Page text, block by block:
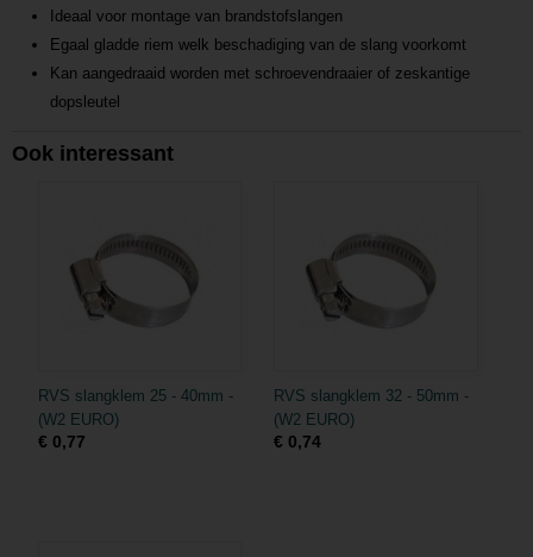
Ideaal voor montage van brandstofslangen
Egaal gladde riem welk beschadiging van de slang voorkomt
Kan aangedraaid worden met schroevendraaier of zeskantige
dopsleutel
Ook interessant
RVS slangklem 25 - 40mm -
(W2 EURO)
€ 0,77
RVS slangklem 32 - 50mm -
(W2 EURO)
€ 0,74